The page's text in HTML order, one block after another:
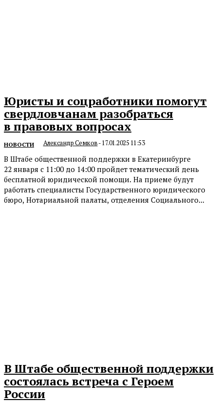
Юристы и соцработники помогут
свердловчанам разобраться
в правовых вопросах
НОВОСТИ Александр Семков-17.01.2025 11:53
В Штабе общественной поддержки в Екатеринбурге
22 января с 11:00 до 14:00 пройдет тематический день
бесплатной юридической помощи. На приеме будут
работать специалисты Государственного юридического
бюро, Нотариальной палаты, отделения Социального...
В Штабе общественной поддержки
состоялась встреча с Героем
России